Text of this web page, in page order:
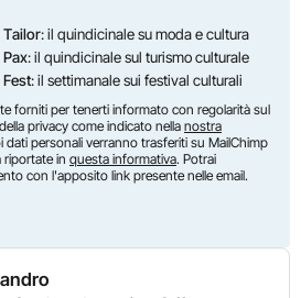
Tailor: il quindicinale su moda e cultura
Pax: il quindicinale sul turismo culturale
Fest: il settimanale sui festival culturali
forniti per tenerti informato con regolarità sul
privacy come indicato nella nostra
dati personali verranno trasferiti su MailChimp
riportate in questa informativa. Potrai
con l'apposito link presente nelle email.